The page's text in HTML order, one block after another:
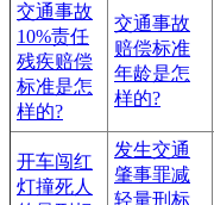
交通事故
10%责任
残疾赔偿
标准是怎
样的?
交通事故
赔偿标准
年龄是怎
样的?
开车闯红
灯撞死人
发生交通
肇事罪减
轻量刑标